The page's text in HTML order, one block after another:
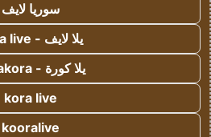
سوريا لايف
يلا لايف - yalla live
يلا كورة - yallakora
kora live
kooralive